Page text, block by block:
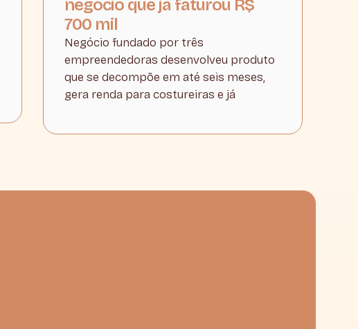
negócio que já faturou R$
700 mil
Negócio fundado por três
empreendedoras desenvolveu produto
que se decompõe em até seis meses,
gera renda para costureiras e já